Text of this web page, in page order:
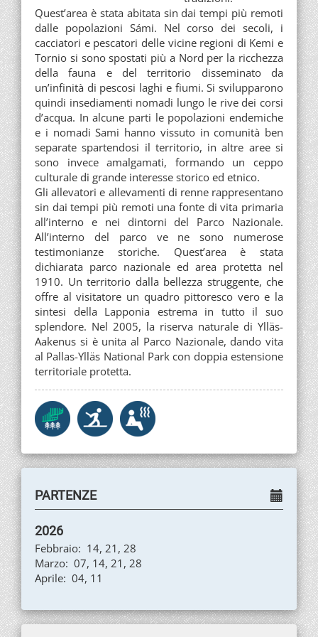
Quest’area è stata abitata sin dai tempi più remoti
dalle popolazioni Sámi. Nel corso dei secoli, i
cacciatori e pescatori delle vicine regioni di Kemi e
Tornio si sono spostati più a Nord per la ricchezza
della fauna e del territorio disseminato da
un’infinità di pescosi laghi e fiumi. Si svilupparono
quindi insediamenti nomadi lungo le rive dei corsi
d’acqua. In alcune parti le popolazioni endemiche
e i nomadi Sami hanno vissuto in comunità ben
separate spartendosi il territorio, in altre aree si
sono invece amalgamati, formando un ceppo
culturale di grande interesse storico ed etnico.
Gli allevatori e allevamenti di renne rappresentano
sin dai tempi più remoti una fonte di vita primaria
all’interno e nei dintorni del Parco Nazionale.
All’interno del parco ve ne sono numerose
testimonianze storiche. Quest’area è stata
dichiarata parco nazionale ed area protetta nel
1910. Un territorio dalla bellezza struggente, che
offre al visitatore un quadro pittoresco vero e la
sintesi della Lapponia estrema in tutto il suo
splendore. Nel 2005, la riserva naturale di Ylläs-
Aakenus si è unita al Parco Nazionale, dando vita
al Pallas-Ylläs National Park con doppia estensione
territoriale protetta.
PARTENZE
2026
Febbraio: 14, 21, 28
Marzo: 07, 14, 21, 28
Aprile: 04, 11